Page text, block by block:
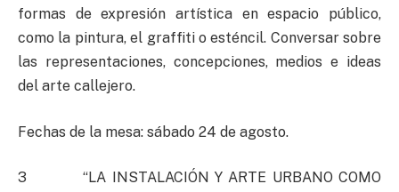
formas de expresión artística en espacio público,
como la pintura, el graffiti o esténcil. Conversar sobre
las representaciones, concepciones, medios e ideas
del arte callejero.
Fechas de la mesa: sábado 24 de agosto.
3 “LA INSTALACIÓN Y ARTE URBANO COMO